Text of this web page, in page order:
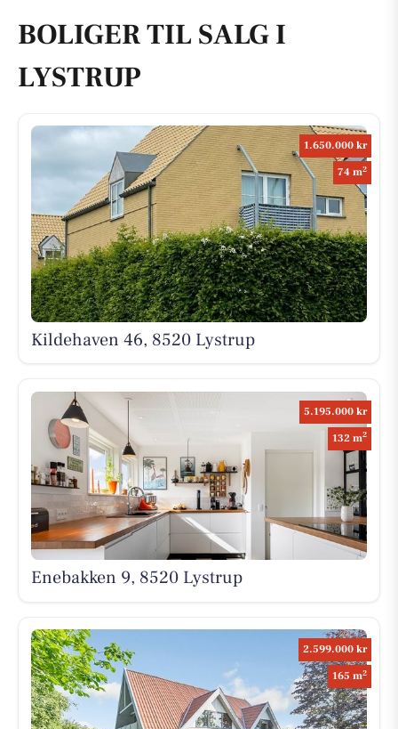
BOLIGER TIL SALG I
LYSTRUP
1.650.000 kr
74 m2
Kildehaven 46, 8520 Lystrup
5.195.000 kr
132 m2
Enebakken 9, 8520 Lystrup
2.599.000 kr
165 m2